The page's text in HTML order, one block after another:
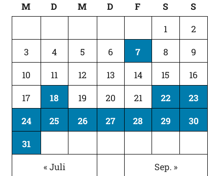
M D M D F S
S
1
2
3
4 5 6 7 8
9
10
11 12 13 14 15
16
17
18 19 20 21 22
23
24
25 26 27 28 29
30
31
« Juli
Sep. »